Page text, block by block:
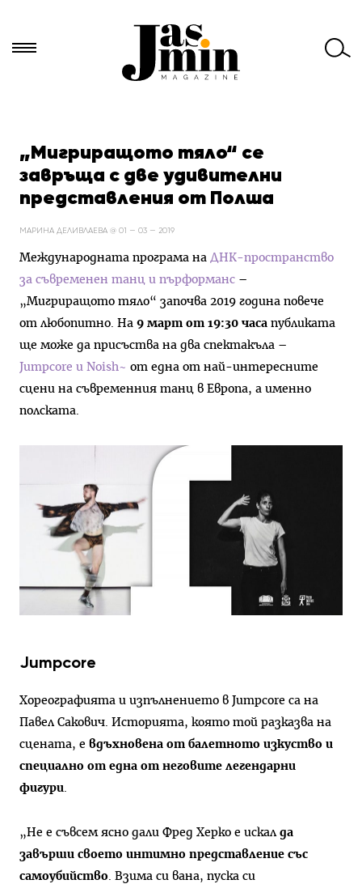
за:„Мигриращото тяло“ се
завръща с две удивителни
представления от Полша
МАРИНА ДЕЛИВЛАЕВА @ 01 — 03 — 2019
Международната програма на ДНК-пространство
за съвременен танц и пърформанс –
„Мигриращото тяло“ започва 2019 година повече
от любопитно. На 9 март от 19:30 часа публиката
ще може да присъства на два спектакъла –
Jumpcore и Noish~ от една от най-интересните
сцени на съвременния танц в Европа, а именно
полската.
Jumpcore
Хореографията и изпълнението в Jumpcore са на
Павел Сакович. Историята, която той разказва на
сцената, е вдъхновена от балетното изкуство и
специално от една от неговите легендарни
фигури
„Не е съвсем ясно дали Фред Херко е искал да
завърши своето интимно представление със
самоубийство. Взима си вана, пуска си